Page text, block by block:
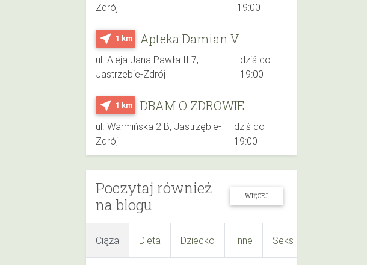
Zdrój
19:00
near_me 1 km Apteka Damian V
ul. Aleja Jana Pawła II 7,
Jastrzębie-Zdrój
dziś do
19:00
near_me 1 km DBAM O ZDROWIE
ul. Warmińska 2 B, Jastrzębie-
Zdrój
dziś do
19:00
Poczytaj również
na blogu
WIĘCEJ
Ciąża Dieta Dziecko Inne Seks